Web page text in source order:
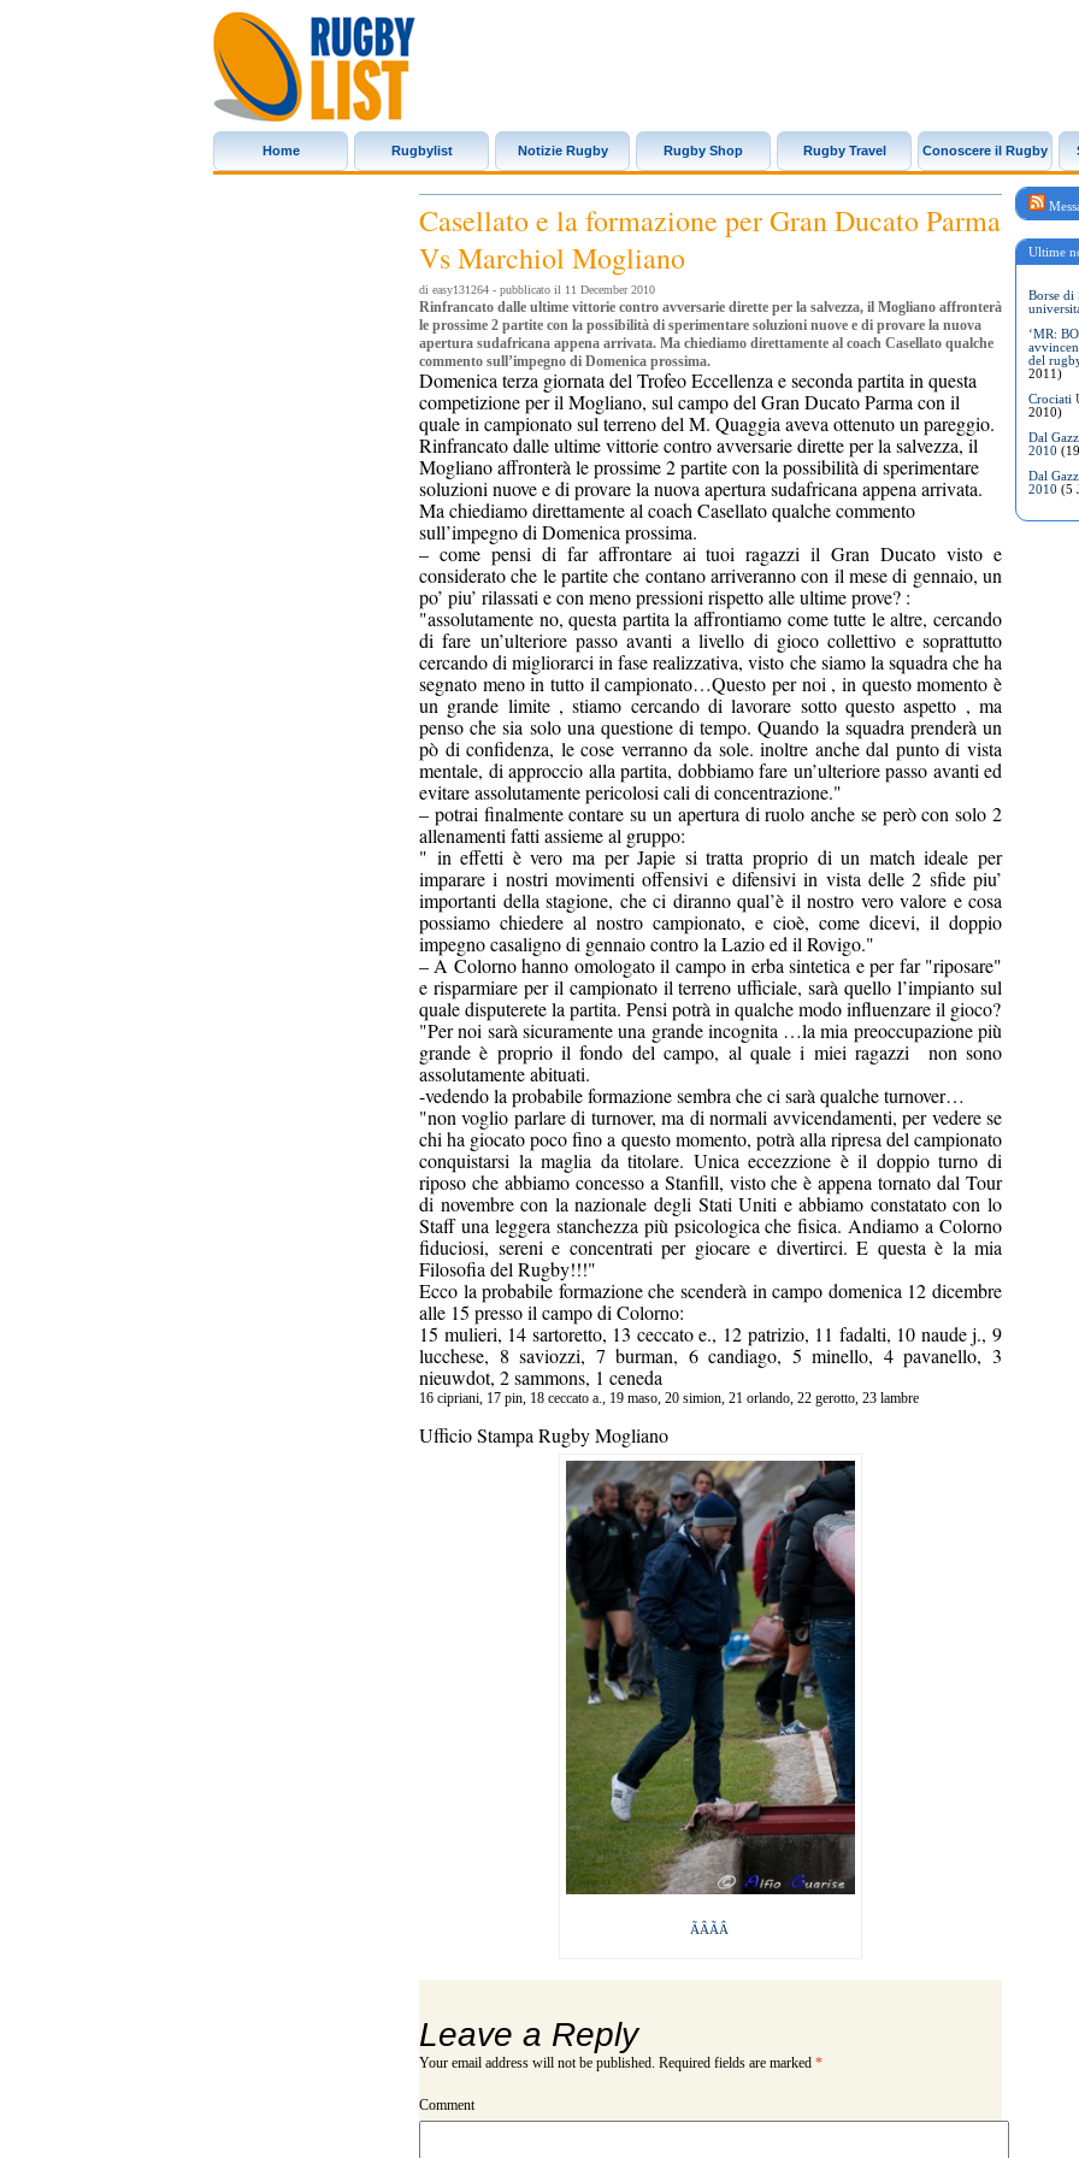
Home Rugbylist Notizie Rugby Rugby Shop Rugby Travel Conoscere il Rugby
Ultime
Borse di
‘MR:
del
2011)
Crociati
2010)
Dal
2010
Dal
2010 (5
Casellato e la formazione per Gran Ducato Parma
Vs Marchiol Mogliano
di easy131264 - pubblicato il 11 December 2010
Rinfrancato dalle ultime vittorie contro avversarie dirette per la salvezza, il Mogliano affronterà
le prossime 2 partite con la possibilità di sperimentare soluzioni nuove e di provare la nuova
apertura sudafricana appena arrivata. Ma chiediamo direttamente al coach Casellato qualche
commento sull’impegno di Domenica prossima.
Domenica terza giornata del Trofeo Eccellenza e seconda partita in questa
competizione per il Mogliano, sul campo del Gran Ducato Parma con il
quale in campionato sul terreno del M. Quaggia aveva ottenuto un pareggio.
Rinfrancato dalle ultime vittorie contro avversarie dirette per la salvezza, il
Mogliano affronterà le prossime 2 partite con la possibilità di sperimentare
soluzioni nuove e di provare la nuova apertura sudafricana appena arrivata.
Ma chiediamo direttamente al coach Casellato qualche commento
sull’impegno di Domenica prossima.
– come pensi di far affrontare ai tuoi ragazzi il Gran Ducato visto e
considerato che le partite che contano arriveranno con il mese di gennaio, un
po’ piu’ rilassati e con meno pressioni rispetto alle ultime prove? :
"assolutamente no, questa partita la affrontiamo come tutte le altre, cercando
di fare un’ulteriore passo avanti a livello di gioco collettivo e soprattutto
cercando di migliorarci in fase realizzativa, visto che siamo la squadra che ha
segnato meno in tutto il campionato…Questo per noi , in questo momento è
un grande limite , stiamo cercando di lavorare sotto questo aspetto , ma
penso che sia solo una questione di tempo. Quando la squadra prenderà un
pò di confidenza, le cose verranno da sole. inoltre anche dal punto di vista
mentale, di approccio alla partita, dobbiamo fare un’ulteriore passo avanti ed
evitare assolutamente pericolosi cali di concentrazione."
– potrai finalmente contare su un apertura di ruolo anche se però con solo 2
allenamenti fatti assieme al gruppo:
" in effetti è vero ma per Japie si tratta proprio di un match ideale per
imparare i nostri movimenti offensivi e difensivi in vista delle 2 sfide piu’
importanti della stagione, che ci diranno qual’è il nostro vero valore e cosa
possiamo chiedere al nostro campionato, e cioè, come dicevi, il doppio
impegno casaligno di gennaio contro la Lazio ed il Rovigo."
– A Colorno hanno omologato il campo in erba sintetica e per far "riposare"
e risparmiare per il campionato il terreno ufficiale, sarà quello l’impianto sul
quale disputerete la partita. Pensi potrà in qualche modo influenzare il gioco?
"Per noi sarà sicuramente una grande incognita …la mia preoccupazione più
grande è proprio il fondo del campo, al quale i miei ragazzi non sono
assolutamente abituati.
-vedendo la probabile formazione sembra che ci sarà qualche turnover…
"non voglio parlare di turnover, ma di normali avvicendamenti, per vedere se
chi ha giocato poco fino a questo momento, potrà alla ripresa del campionato
conquistarsi la maglia da titolare. Unica eccezzione è il doppio turno di
riposo che abbiamo concesso a Stanfill, visto che è appena tornato dal Tour
di novembre con la nazionale degli Stati Uniti e abbiamo constatato con lo
Staff una leggera stanchezza più psicologica che fisica. Andiamo a Colorno
fiduciosi, sereni e concentrati per giocare e divertirci. E questa è la mia
Filosofia del Rugby!!!"
Ecco la probabile formazione che scenderà in campo domenica 12 dicembre
alle 15 presso il campo di Colorno:
15 mulieri, 14 sartoretto, 13 ceccato e., 12 patrizio, 11 fadalti, 10 naude j., 9
lucchese, 8 saviozzi, 7 burman, 6 candiago, 5 minello, 4 pavanello, 3
nieuwdot, 2 sammons, 1 ceneda
16 cipriani, 17 pin, 18 ceccato a., 19 maso, 20 simion, 21 orlando, 22 gerotto, 23 lambre
Ufficio Stampa Rugby Mogliano
ÃÂÃÂ
Leave a Reply
Your email address will not be published. Required fields are marked *
Comment